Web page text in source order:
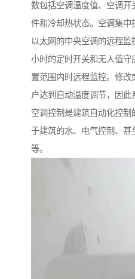
数包括空调温度值、空调
件和冷却热状态。空调集
以太网的中央空调的远程
小时的定时开关和无人值
置范围内时远程监控。修改
户达到自动温度调节，因
空调控制是建筑自动化控制
于建筑的水、电气控制、甚
等。